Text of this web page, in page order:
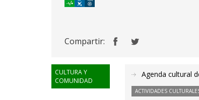
Compartir:
CULTURA Y
COMUNIDAD
Agenda cultural
ACTIVIDADES